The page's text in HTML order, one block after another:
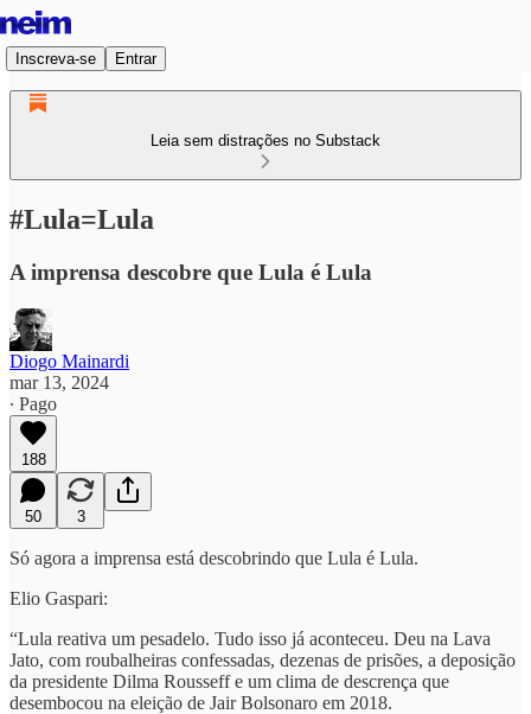
Inscreva-se Entrar
Leia sem distrações no Substack
#Lula=Lula
A imprensa descobre que Lula é Lula
Diogo Mainardi
mar 13, 2024
∙ Pago
188
50 3
Só agora a imprensa está descobrindo que Lula é Lula.
Elio Gaspari:
“Lula reativa um pesadelo. Tudo isso já aconteceu. Deu na Lava
Jato, com roubalheiras confessadas, dezenas de prisões, a deposição
da presidente Dilma Rousseff e um clima de descrença que
desembocou na eleição de Jair Bolsonaro em 2018.